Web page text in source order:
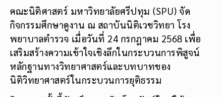
คณะนิติศาสตร์ มหาวิทยาลัยศรีปทุม (SPU) จัด
กิจกรรมศึกษาดูงาน ณ สถาบันนิติเวชวิทยา โรง
พยาบาลตำรวจ เมื่อวันที่ 24 กรกฎาคม 2568 เพื่อ
เสริมสร้างความเข้าใจเชิงลึกในกระบวนการพิสูจน์
หลักฐานทางวิทยาศาสตร์และบทบาทของ
นิติวิทยาศาสตร์ในกระบวนการยุติธรรม